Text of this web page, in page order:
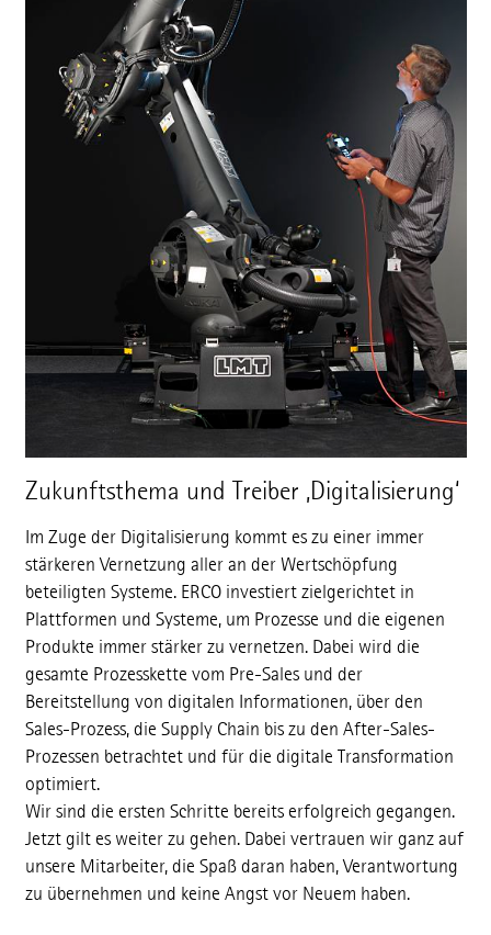
Zukunftsthema und Treiber ‚Digitalisierung‘
Im Zuge der Digitalisierung kommt es zu einer immer
stärkeren Vernetzung aller an der Wertschöpfung
beteiligten Systeme. ERCO investiert zielgerichtet in
Plattformen und Systeme, um Prozesse und die eigenen
Produkte immer stärker zu vernetzen. Dabei wird die
gesamte Prozesskette vom Pre-Sales und der
Bereitstellung von digitalen Informationen, über den
Sales-Prozess, die Supply Chain bis zu den After-Sales-
Prozessen betrachtet und für die digitale Transformation
optimiert.
Wir sind die ersten Schritte bereits erfolgreich gegangen.
Jetzt gilt es weiter zu gehen. Dabei vertrauen wir ganz auf
unsere Mitarbeiter, die Spaß daran haben, Verantwortung
zu übernehmen und keine Angst vor Neuem haben.